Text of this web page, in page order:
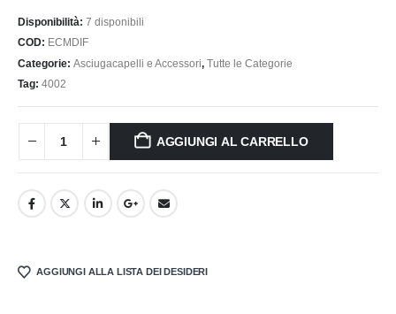
Disponibilità: 7 disponibili
COD: ECMDIF
Categorie: Asciugacapelli e Accessori, Tutte le Categorie
Tag: 4002
AGGIUNGI AL CARRELLO
AGGIUNGI ALLA LISTA DEI DESIDERI